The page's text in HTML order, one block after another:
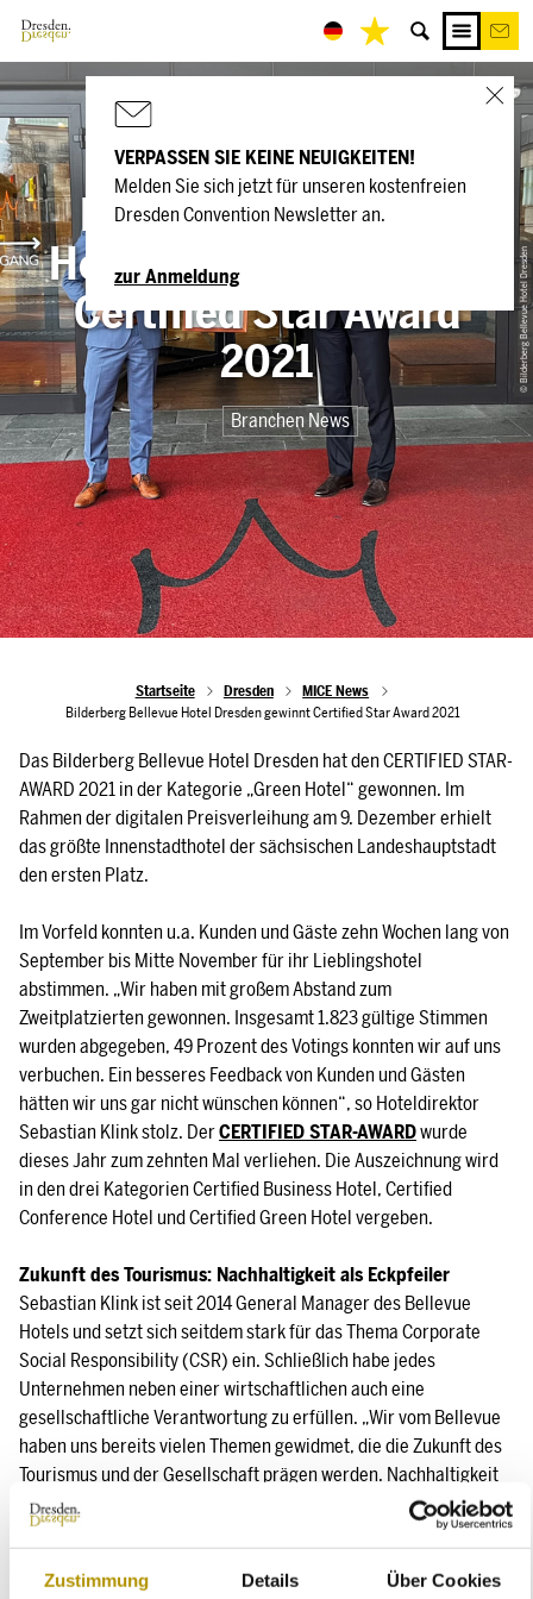
Zustimmung Details Über Cookies
VERPASSEN SIE KEINE NEUIGKEITEN!
Melden Sie sich jetzt für unseren kostenfreien
Dresden Convention Newsletter an.
zur Anmeldung © Bilderberg Bellevue Hotel Dresden
Bilderberg Bellevue
Hotel Dresden gewinnt
Certified Star Award
2021
Branchen News
Startseite Dresden
MICE News
Bilderberg Bellevue Hotel Dresden gewinnt Certified Star Award 2021
Das Bilderberg Bellevue Hotel Dresden hat den CERTIFIED STAR-
AWARD 2021 in der Kategorie „Green Hotel“ gewonnen. Im
Rahmen der digitalen Preisverleihung am 9. Dezember erhielt
das größte Innenstadthotel der sächsischen Landeshauptstadt
den ersten Platz.
Im Vorfeld konnten u.a. Kunden und Gäste zehn Wochen lang von
September bis Mitte November für ihr Lieblingshotel
abstimmen. „Wir haben mit großem Abstand zum
Zweitplatzierten gewonnen. Insgesamt 1.823 gültige Stimmen
wurden abgegeben, 49 Prozent des Votings konnten wir auf uns
verbuchen. Ein besseres Feedback von Kunden und Gästen
hätten wir uns gar nicht wünschen können“, so Hoteldirektor
Sebastian Klink stolz. DerCERTIFIED STAR-AWARDwurde
dieses Jahr zum zehnten Mal verliehen. Die Auszeichnung wird
in den drei Kategorien Certified Business Hotel, Certified
Conference Hotel und Certified Green Hotel vergeben.
Zukunft des Tourismus: Nachhaltigkeit als Eckpfeiler
Sebastian Klink ist seit 2014 General Manager des Bellevue
Hotels und setzt sich seitdem stark für das Thema Corporate
Social Responsibility (CSR) ein. Schließlich habe jedes
Unternehmen neben einer wirtschaftlichen auch eine
gesellschaftliche Verantwortung zu erfüllen. „Wir vom Bellevue
haben uns bereits vielen Themen gewidmet, die die Zukunft des
Tourismus und der Gesellschaft prägen werden. Nachhaltigkeit
gehört hierunter schon lange zu den globalen Megatrends.“ Vor
diesem Hintergrund ließ sich das Bilderberg Bellevue Hotel
Green Hotel“ auszeichnen. Das Bellevue war auch in den drei